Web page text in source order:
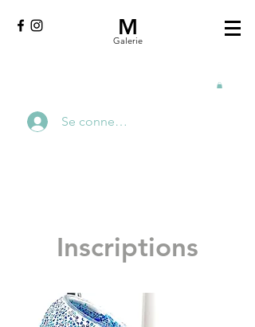
M
Galerie
Se connecter
Inscriptions